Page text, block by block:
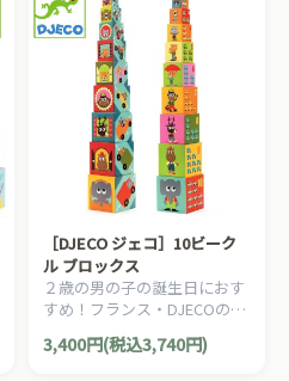
［DJECO ジェコ］10ビーク
ル ブロックス
２歳の男の子の誕生日におす
すめ！フランス・DJECOの10
個のキューブが入れ子になっ
た10キューブブロック・シリ
3,400円(税込3,740円)